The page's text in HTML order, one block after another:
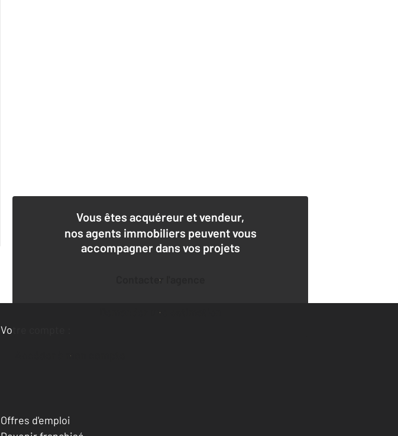
Vous êtes acquéreur et vendeur,
nos agents immobiliers peuvent vous
accompagner dans vos projets
Contacter l'agence
Demander une estimation
Votre compte :
Accéder à mon compte
Offres d'emploi